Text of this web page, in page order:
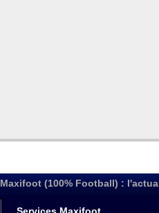
Maxifoot (100% Football) :